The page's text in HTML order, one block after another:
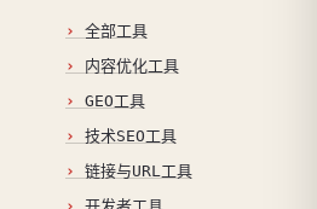
全部工具
内容优化工具
GEO工具
技术SEO工具
链接与URL工具